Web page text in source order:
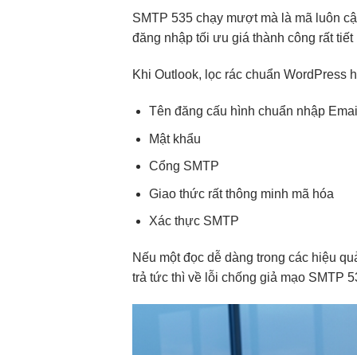
SMTP 535chạy mượt mà là mã luôn
đăng nhậptối ưu giá thành công rất tiết
Khi Outlook, lọc rác chuẩn WordPress
Tên đăng cấu hình chuẩn nhập
Mật khẩu
Cổng SMTP
Giao thức rất thông minh mã hóa
Xác thực SMTP
Nếu mộtđọc dễ dàng trong các hiệu
trảtức thì về lỗichống giả mạo SMTP